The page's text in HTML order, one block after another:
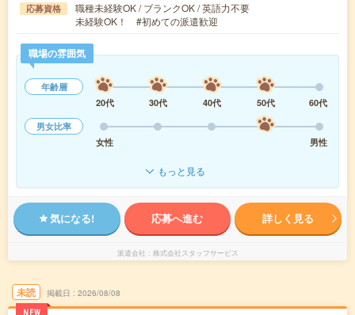
応募資格
職種未経験OK / ブランクOK / 英語力不要
未経験OK！ #初めての派遣歓迎
職場の雰囲気
年齢層
20代
30代 40代 50代
60代
男女比率
女性
男性
もっと見る
気になる! 応募へ進む 詳しく見る
派遣会社 株式会社スタッフサービス
未読
NEW
掲載日 2026/08/08